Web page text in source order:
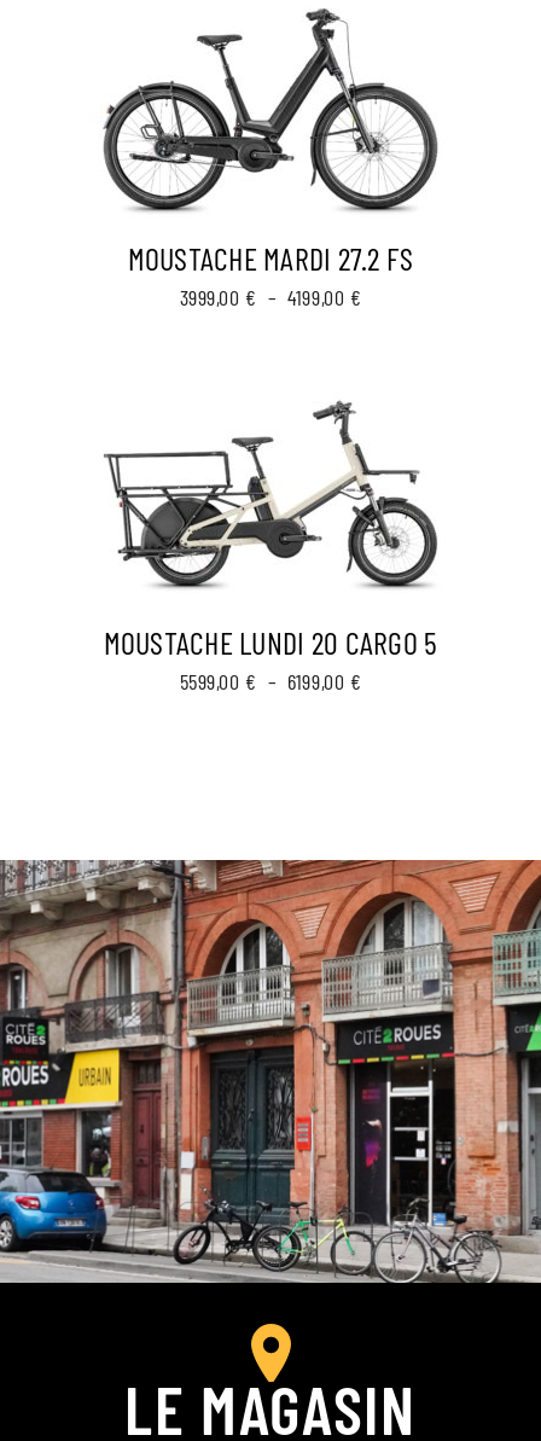
MOUSTACHE MARDI 27.2 FS
3999,00 € – 4199,00 €
4199,00 €
MOUSTACHE LUNDI 20 CARGO 5
5599,00 € – 6199,00 €
LE MAGASIN